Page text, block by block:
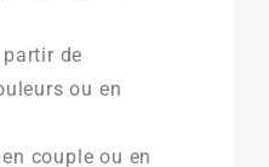
de
ou en
couple ou en